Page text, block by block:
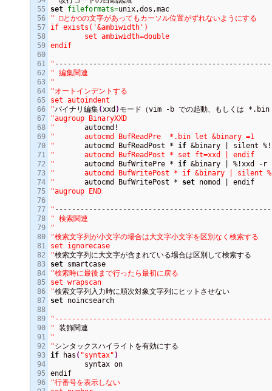
55
56
57
58
59
60
61
62
63
64
65
66
67
68
69
70
71
72
73
74
75
76
77
78
79
80
81
82
83
84
85
86
87
88
89
90
91
92
93
94
95
96
set fileformats=
" □とか○の文字があってもカーソル位置がずれないようにする
if exists('&ambiwidth')
endif
"
" 編集関連
"
"オートインデントする
set autoindent
"バイナリ編集(xxd )
"augroup BinaryXXD
"
"	autocmd BufReadPre  *.bin let &binary =1
"
	autocmd BufReadPost *
if &binary | silent
"	autocmd BufReadPost * set ft=xxd | endif
"
	autocmd BufWritePre *
if
"	autocmd BufWritePost * if &binary | silent %!xxd -g 1
"
	autocmd BufWritePost *
set
"augroup END
"
" 検索関連
"
"検索文字列が小文字の場合は大文字小文字を区別なく検索する
set ignorecase
"
set
"検索時に最後まで行ったら最初に戻る
set wrapscan
"
set noincsearch
"
"
"
if has ( "syntax" )
"行番号を表示しない